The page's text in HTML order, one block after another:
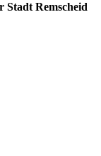
Remscheid